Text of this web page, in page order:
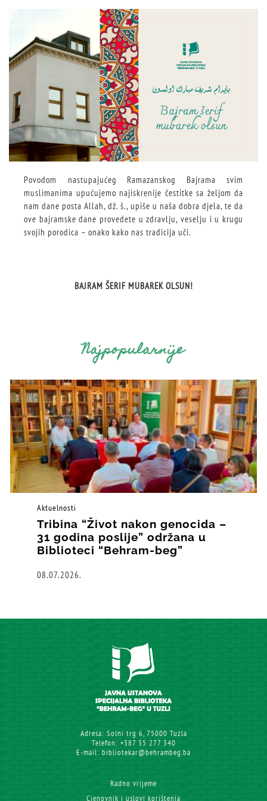
Povodom nastupajućeg Ramazanskog Bajrama svim
muslimanima upućujemo najiskrenije čestitke sa željom da
nam dane posta Allah, dž. š., upiše u naša dobra djela, te da
ove bajramske dane provedete u zdravlju, veselju i u krugu
svojih porodica – onako kako nas tradicija uči.
BAJRAM ŠERIF MUBAREK OLSUN!
Najpopularnije
Aktuelnosti
Tribina “Život nakon genocida –
31 godina poslije” održana u
Biblioteci “Behram-beg”
08.07.2026.
Adresa: Solni trg 6, 75000 Tuzla
Telefon: +387 35 277 340
E-mail: bibliotekar@behrambeg.ba
Radno vrijeme
Cjenovnik i uslovi korištenja